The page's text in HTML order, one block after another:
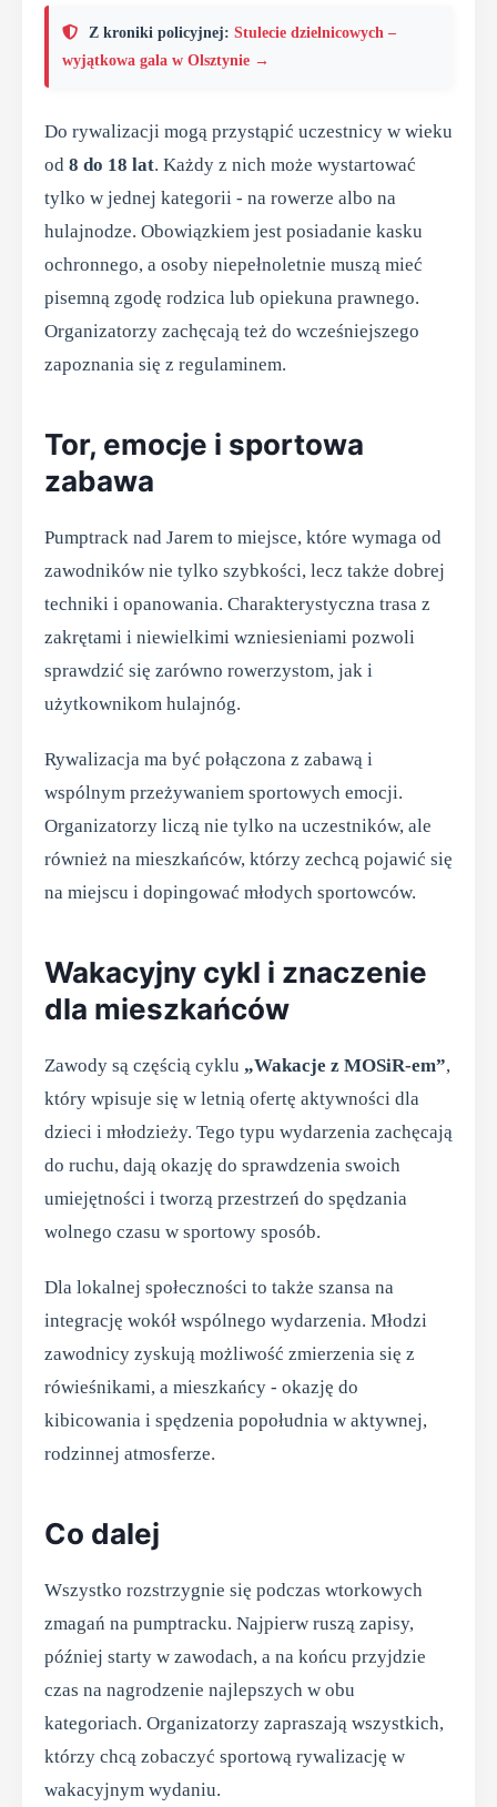
Z kroniki policyjnej: Stulecie dzielnicowych –
wyjątkowa gala w Olsztynie →
Do rywalizacji mogą przystąpić uczestnicy w wieku
od 8 do 18 lat. Każdy z nich może wystartować
tylko w jednej kategorii - na rowerze albo na
hulajnodze. Obowiązkiem jest posiadanie kasku
ochronnego, a osoby niepełnoletnie muszą mieć
pisemną zgodę rodzica lub opiekuna prawnego.
Organizatorzy zachęcają też do wcześniejszego
zapoznania się z regulaminem.
Tor, emocje i sportowa
zabawa
Pumptrack nad Jarem to miejsce, które wymaga od
zawodników nie tylko szybkości, lecz także dobrej
techniki i opanowania. Charakterystyczna trasa z
zakrętami i niewielkimi wzniesieniami pozwoli
sprawdzić się zarówno rowerzystom, jak i
użytkownikom hulajnóg.
Rywalizacja ma być połączona z zabawą i
wspólnym przeżywaniem sportowych emocji.
Organizatorzy liczą nie tylko na uczestników, ale
również na mieszkańców, którzy zechcą pojawić się
na miejscu i dopingować młodych sportowców.
Wakacyjny cykl i znaczenie
dla mieszkańców
Zawody są częścią cyklu „Wakacje z MOSiR-em”,
który wpisuje się w letnią ofertę aktywności dla
dzieci i młodzieży. Tego typu wydarzenia zachęcają
do ruchu, dają okazję do sprawdzenia swoich
umiejętności i tworzą przestrzeń do spędzania
wolnego czasu w sportowy sposób.
Dla lokalnej społeczności to także szansa na
integrację wokół wspólnego wydarzenia. Młodzi
zawodnicy zyskują możliwość zmierzenia się z
rówieśnikami, a mieszkańcy - okazję do
kibicowania i spędzenia popołudnia w aktywnej,
rodzinnej atmosferze.
Co dalej
Wszystko rozstrzygnie się podczas wtorkowych
zmagań na pumptracku. Najpierw ruszą zapisy,
później starty w zawodach, a na końcu przyjdzie
czas na nagrodzenie najlepszych w obu
kategoriach. Organizatorzy zapraszają wszystkich,
którzy chcą zobaczyć sportową rywalizację w
wakacyjnym wydaniu.